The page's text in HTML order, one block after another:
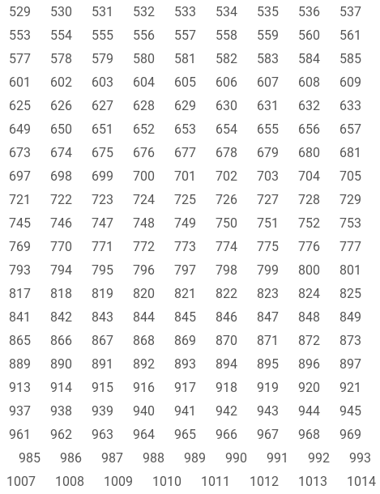
529 530 531 532 533 534 535 536 537
553 554 555 556 557 558 559 560 561
577 578 579 580 581 582 583 584 585
601 602 603 604 605 606 607 608 609
625 626 627 628 629 630 631 632 633
649 650 651 652 653 654 655 656 657
673 674 675 676 677 678 679 680 681
697 698 699 700 701 702 703 704 705
721 722 723 724 725 726 727 728 729
745 746 747 748 749 750 751 752 753
769 770 771 772 773 774 775 776 777
793 794 795 796 797 798 799 800 801
817 818 819 820 821 822 823 824 825
841 842 843 844 845 846 847 848 849
865 866 867 868 869 870 871 872 873
889 890 891 892 893 894 895 896 897
913 914 915 916 917 918 919 920 921
937 938 939 940 941 942 943 944 945
961 962 963 964 965 966 967 968 969
985 986 987 988 989 990 991 992 993
1007 1008 1009 1010 1011 1012 1013 1014